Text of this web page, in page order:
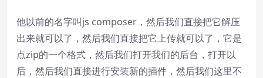
他以前的名字叫js composer，然后我们直接把它解压
出来就可以了，然后我们直接把它上传就可以了，它是
点zip的一个格式，然后我们打开我们的后台，打开以
后，然后我们直接进行安装新的插件，然后我们这里不